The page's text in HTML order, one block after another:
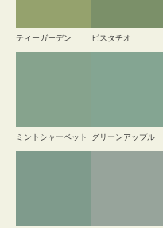
ティーガーデン ピスタチオ
ミントシャーベット グリーンアップル